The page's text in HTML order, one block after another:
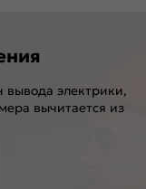
электрики,
вычитается из